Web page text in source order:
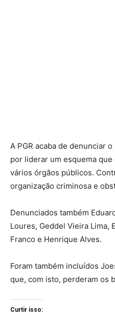
A PGR acaba de denunciar
por liderar um esquema
vários órgãos públicos.
organização criminosa e
Denunciados também
Loures, Geddel Vieira Lima,
Franco e Henrique Alves.
Foram também incluídos
que, com isto, perderam os
Curtir isso: